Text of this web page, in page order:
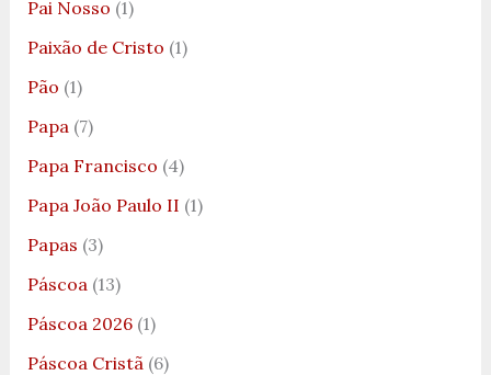
Pai Nosso (1)
Paixão de Cristo (1)
Pão (1)
Papa (7)
Papa Francisco (4)
Papa João Paulo II (1)
Papas (3)
Páscoa (13)
Páscoa 2026(1)
Páscoa Cristã (6)